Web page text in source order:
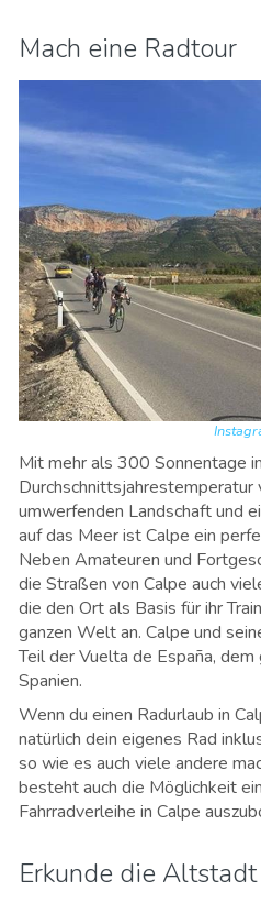
Mach eine Radtour
Mit mehr als 300 Sonnentage
Durchschnittsjahrestemperatur
umwerfenden Landschaft und
auf das Meer ist Calpe ein
Neben Amateuren und
die Straßen von Calpe auch
die den Ort als Basis für ihr
ganzen Welt an. Calpe und
Teil der Vuelta de España,
Spanien.
Wenn du einen Radurlaub in
natürlich dein eigenes Rad
so wie es auch viele andere
besteht auch die Möglichkeit
Fahrradverleihe in Calpe
Erkunde die Altstadt